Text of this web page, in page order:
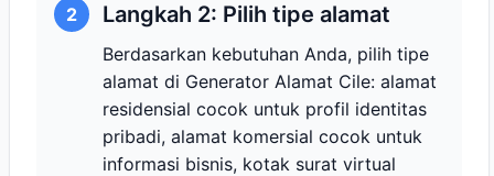
2 Langkah 2: Pilih tipe alamat
Berdasarkan kebutuhan Anda, pilih tipe
alamat di Generator Alamat Cile: alamat
residensial cocok untuk profil identitas
pribadi, alamat komersial cocok untuk
informasi bisnis, kotak surat virtual